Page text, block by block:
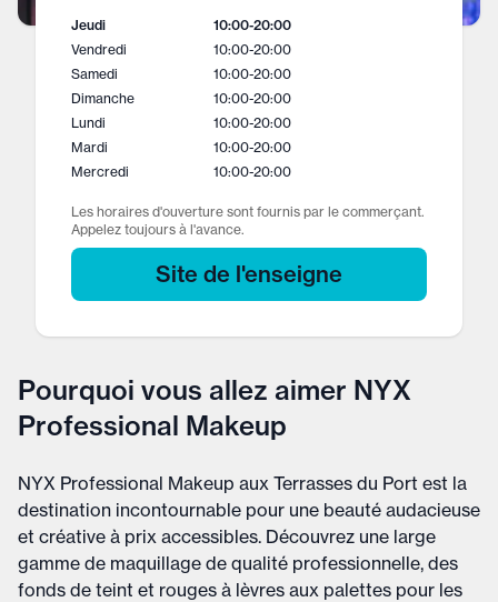
Jeudi 10:00-20:00
Vendredi
10:00-20:00
Samedi
10:00-20:00
Dimanche
10:00-20:00
Lundi
10:00-20:00
Mardi
10:00-20:00
Mercredi
10:00-20:00
Les horaires d'ouverture sont fournis par le commerçant.
Appelez toujours à l'avance.
Site de l'enseigne
Pourquoi vous allez aimer NYX
Professional Makeup
NYX Professional Makeup aux Terrasses du Port est la
destination incontournable pour une beauté audacieuse
et créative à prix accessibles. Découvrez une large
gamme de maquillage de qualité professionnelle, des
fonds de teint et rouges à lèvres aux palettes pour les